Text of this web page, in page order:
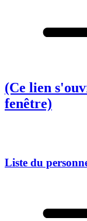
(Ce lien
fenêtre)
Liste du